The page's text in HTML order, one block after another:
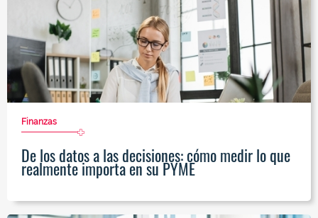
Finanzas
De los datos a las decisiones: cómo medir lo que
realmente importa en su PYME